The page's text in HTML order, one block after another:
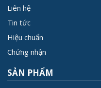
Liên hệ
Tin tức
Hiệu chuẩn
Chứng nhận
SẢN PHẨM